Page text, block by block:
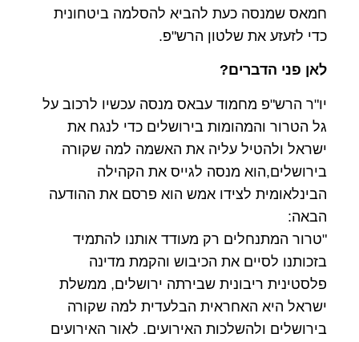
חמאס שמנסה כעת להביא להסלמה ביטחונית
כדי לזעזע את שלטון הרש"פ.
לאן פני הדברים?
יו"ר הרש"פ מחמוד עבאס מנסה עכשיו לרכוב על
גל הטרור והמהומות בירושלים כדי לנגח את
ישראל ולהטיל עליה את האשמה למה שקורה
בירושלים,הוא מנסה לגייס את הקהילה
הבינלאומית לצידו אמש הוא פרסם את ההודעה
הבאה:
"טרור המתנחלים רק מעודד אותנו להתמיד
בזכותנו לסיים את הכיבוש והקמת מדינה
פלסטינית ריבונית שבירתה ירושלים, ממשלת
ישראל היא האחראית הבלעדית למה שקורה
בירושלים ולהשלכות האירועים. לאור האירועים